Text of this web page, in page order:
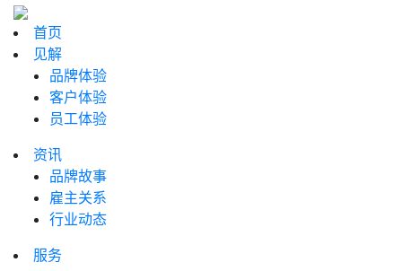
首页
见解
品牌体验
客户体验
员工体验
资讯
品牌故事
雇主关系
行业动态
服务